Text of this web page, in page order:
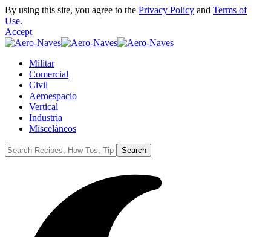
By using this site, you agree to the Privacy Policy and Terms of
Use.
Accept
Militar
Comercial
Civil
Aeroespacio
Vertical
Industria
Misceláneos